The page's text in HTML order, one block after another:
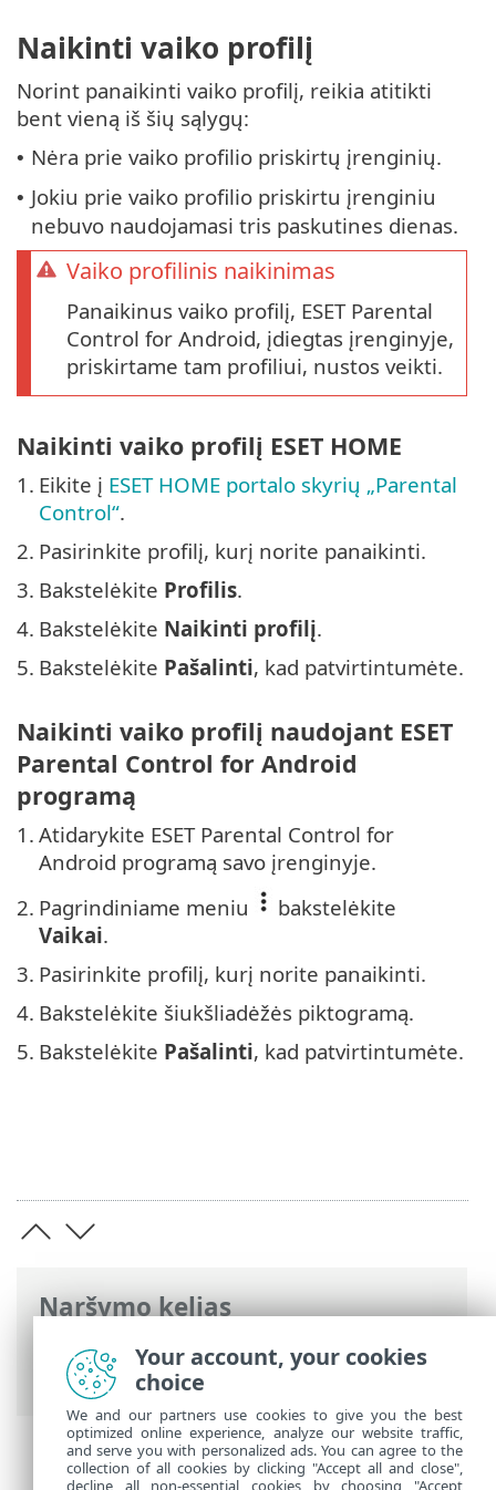
Naršymo kelias
ESET interneto žinynas> ESET Parental
Control for Android
Vaikai
Naikinti vaiko profilį
Norint panaikinti vaiko profilį, reikia atitikti
bent vieną iš šių sąlygų:
• Nėra prie vaiko profilio priskirtų įrenginių.
• Jokiu prie vaiko profilio priskirtu įrenginiu
nebuvo naudojamasi tris paskutines dienas.
Vaiko profilinis naikinimas
Panaikinus vaiko profilį, ESET Parental
Control for Android, įdiegtas įrenginyje,
priskirtame tam profiliui, nustos veikti.
Naikinti vaiko profilį ESET HOME
1. Eikite į ESET HOME portalo skyrių „Parental
Control“.
2. Pasirinkite profilį, kurį norite panaikinti.
3. Bakstelėkite Profilis.
4. Bakstelėkite Naikinti profilį.
5. Bakstelėkite Pašalinti, kad patvirtintumėte.
Naikinti vaiko profilį naudojant ESET
Parental Control for Android
programą
1. Atidarykite ESET Parental Control for
Android programą savo įrenginyje.
2. Pagrindiniame meniu
bakstelėkite
Vaikai.
3. Pasirinkite profilį, kurį norite panaikinti.
4. Bakstelėkite šiukšliadėžės piktogramą.
5. Bakstelėkite Pašalinti, kad patvirtintumėte.
Your account, your cookies
choice
We and our partners use cookies to give you the best
optimized online experience, analyze our website traffic,
and serve you with personalized ads. You can agree to the
collection of all cookies by clicking "Accept all and close",
decline all non-essential cookies by choosing "Accept